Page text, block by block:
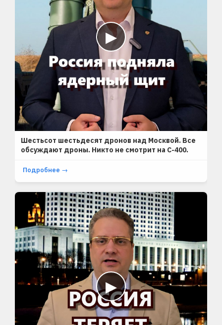
▶
SHORTS
Шестьсот шестьдесят дронов над Москвой. Все
обсуждают дроны. Никто не смотрит на С-400.
Подробнее →
▶
SHORTS